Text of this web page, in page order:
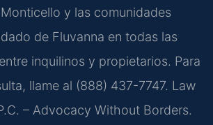
y las comunidades
de Fluvanna en todas las
inquilinos y propietarios. Para
llame al (888) 437-7747. Law
– Advocacy Without Borders.